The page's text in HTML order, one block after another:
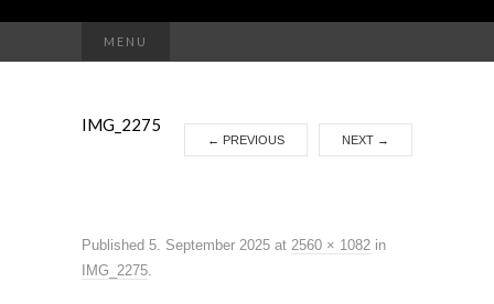
MENU
nach:
IMG_2275
← PREVIOUS NEXT →
Published 5. September 2025 at 2560 × 1082 in
IMG_2275.